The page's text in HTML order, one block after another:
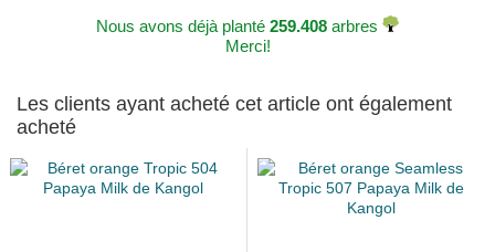
Nous avons déjà planté 259.408 arbres
Merci!
Les clients ayant acheté cet article ont également
acheté